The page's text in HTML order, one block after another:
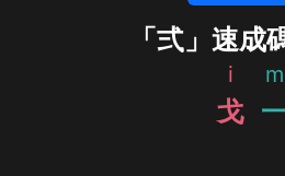
「弍」速成
i
戈
m